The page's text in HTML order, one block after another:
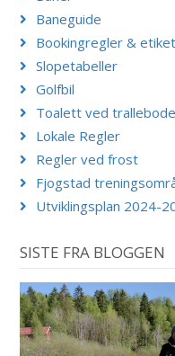
Baneguide
Bookingregler &
Slopetabeller
Golfbil
Toalett ved
Lokale Regler
Regler ved frost
Fjogstad
Utviklingsplan 2024-
SISTE FRA BLOGGEN